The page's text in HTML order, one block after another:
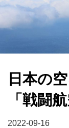
日本の
「戦闘
2022-09-16